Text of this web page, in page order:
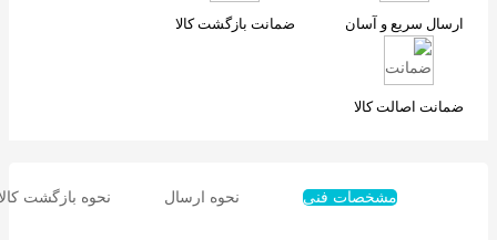
ارسال سریع و آسان ضمانت بازگشت کالا
ضمانت اصالت کالا
مشخصات فنی نحوه ارسال نحوه بازگشت کالا